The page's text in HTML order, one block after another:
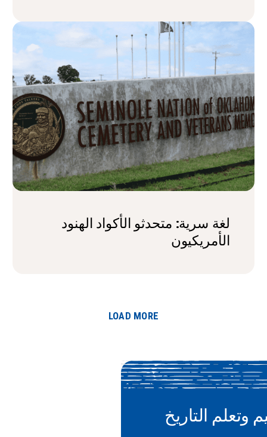
لغة سرية: متحدثو الأكواد الهنود
الأمريكيون
LOAD MORE
وتعلم التاريخ